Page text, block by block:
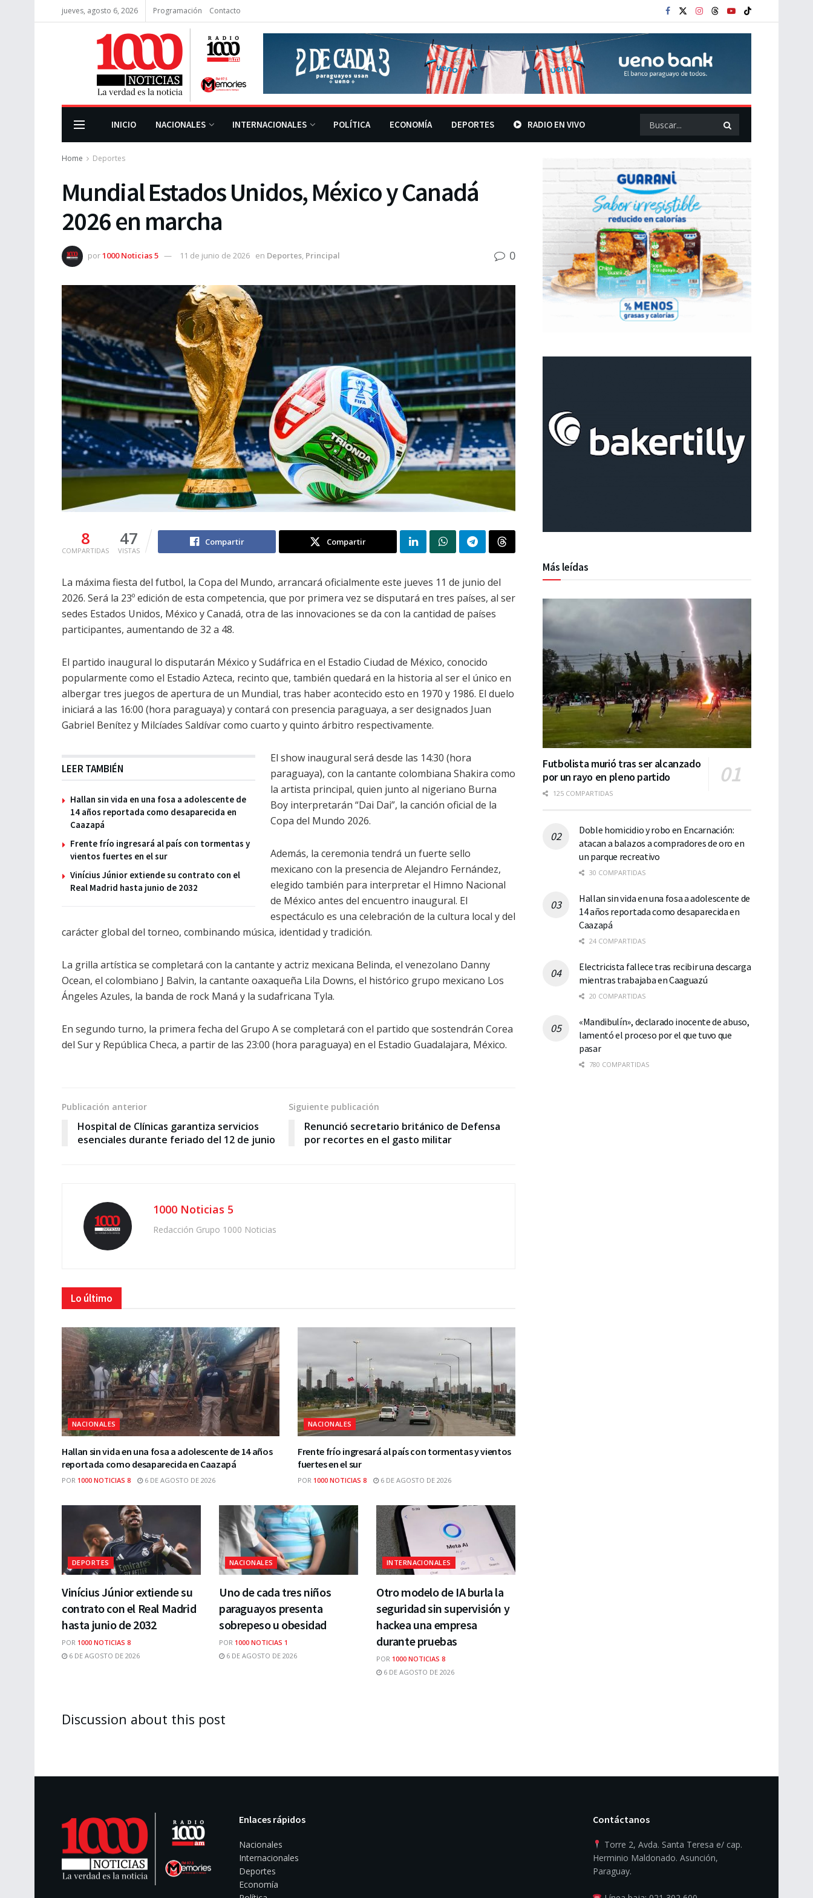
jueves, agosto 6, 2026 Programación Contacto
INICIO NACIONALES INTERNACIONALES POLÍTICA ECONOMÍA DEPORTES RADIO EN VIVO
Home Deportes
Mundial Estados Unidos, México y Canadá
2026 en marcha
por1000 Noticias 5 11 de junio de 2026 en Deportes, Principal 0
8
COMPARTIDAS
47
VISTAS
Compartir Compartir
La máxima fiesta del futbol, la Copa del Mundo, arrancará oficialmente este jueves 11 de junio del
2026. Será la 23º edición de esta competencia, que por primera vez se disputará en tres países, al ser
sedes Estados Unidos, México y Canadá, otra de las innovaciones se da con la cantidad de países
participantes, aumentando de 32 a 48.
El partido inaugural lo disputarán México y Sudáfrica en el Estadio Ciudad de México, conocido
popularmente como el Estadio Azteca, recinto que, también quedará en la historia al ser el único en
albergar tres juegos de apertura de un Mundial, tras haber acontecido esto en 1970 y 1986. El duelo
iniciará a las 16:00 (hora paraguaya) y contará con presencia paraguaya, a ser designados Juan
Gabriel Benítez y Milcíades Saldívar como cuarto y quinto árbitro respectivamente.
LEER TAMBIÉN
Hallan sin vida en una fosa a adolescente de
14 años reportada como desaparecida en
Caazapá
Frente frío ingresará al país con tormentas y
vientos fuertes en el sur
Vinícius Júnior extiende su contrato con el
Real Madrid hasta junio de 2032
El show inaugural será desde las 14:30 (hora
paraguaya), con la cantante colombiana Shakira como
la artista principal, quien junto al nigeriano Burna
Boy interpretarán “Dai Dai”, la canción oficial de la
Copa del Mundo 2026.
Además, la ceremonia tendrá un fuerte sello
mexicano con la presencia de Alejandro Fernández,
elegido también para interpretar el Himno Nacional
de México antes del encuentro inaugural. El
espectáculo es una celebración de la cultura local y del
carácter global del torneo, combinando música, identidad y tradición.
La grilla artística se completará con la cantante y actriz mexicana Belinda, el venezolano Danny
Ocean, el colombiano J Balvin, la cantante oaxaqueña Lila Downs, el histórico grupo mexicano Los
Ángeles Azules, la banda de rock Maná y la sudafricana Tyla.
En segundo turno, la primera fecha del Grupo A se completará con el partido que sostendrán Corea
del Sur y República Checa, a partir de las 23:00 (hora paraguaya) en el Estadio Guadalajara, México.
Publicación anterior
Hospital de Clínicas garantiza servicios
esenciales durante feriado del 12 de junio
Siguiente publicación
Renunció secretario británico de Defensa
por recortes en el gasto militar
1000 Noticias 5
Redacción Grupo 1000 Noticias
Lo último
NACIONALES
Hallan sin vida en una fosa a adolescente de 14 años
reportada como desaparecida en Caazapá
POR 1000 NOTICIAS 8 6 DE AGOSTO DE 2026
NACIONALES
Frente frío ingresará al país con tormentas y vientos
fuertes en el sur
POR 1000 NOTICIAS 8 6 DE AGOSTO DE 2026
DEPORTES
Vinícius Júnior extiende su
contrato con el Real Madrid
hasta junio de 2032
POR 1000 NOTICIAS 8
6 DE AGOSTO DE 2026
NACIONALES
Uno de cada tres niños
paraguayos presenta
sobrepeso u obesidad
POR 1000 NOTICIAS 1
6 DE AGOSTO DE 2026
INTERNACIONALES
Otro modelo de IA burla la
seguridad sin supervisión y
hackea una empresa
durante pruebas
POR 1000 NOTICIAS 8
6 DE AGOSTO DE 2026
Discussion about this post
Más leídas
Futbolista murió tras ser alcanzado
por un rayo en pleno partido
125 COMPARTIDAS
Doble homicidio y robo en Encarnación:
atacan a balazos a compradores de oro en
un parque recreativo
30 COMPARTIDAS
Hallan sin vida en una fosa a adolescente de
14 años reportada como desaparecida en
Caazapá
24 COMPARTIDAS
Electricista fallece tras recibir una descarga
mientras trabajaba en Caaguazú
20 COMPARTIDAS
«Mandibulín», declarado inocente de abuso,
lamentó el proceso por el que tuvo que
pasar
780 COMPARTIDAS
Enlaces rápidos
Nacionales
Internacionales
Deportes
Economía
Contáctanos
Torre 2, Avda. Santa Teresa e/ cap.
Herminio Maldonado. Asunción,
Paraguay.